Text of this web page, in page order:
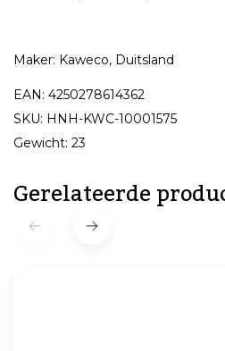
Maker: Kaweco, Duitsland
EAN: 4250278614362
SKU: HNH-KWC-10001575
Gewicht: 23
Gerelateerde